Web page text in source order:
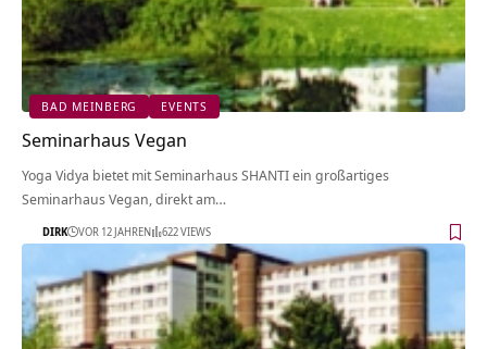
BAD MEINBERG EVENTS
Seminarhaus Vegan
Yoga Vidya bietet mit Seminarhaus SHANTI ein großartiges
Seminarhaus Vegan, direkt am…
DIRK VOR 12 JAHREN 622 VIEWS